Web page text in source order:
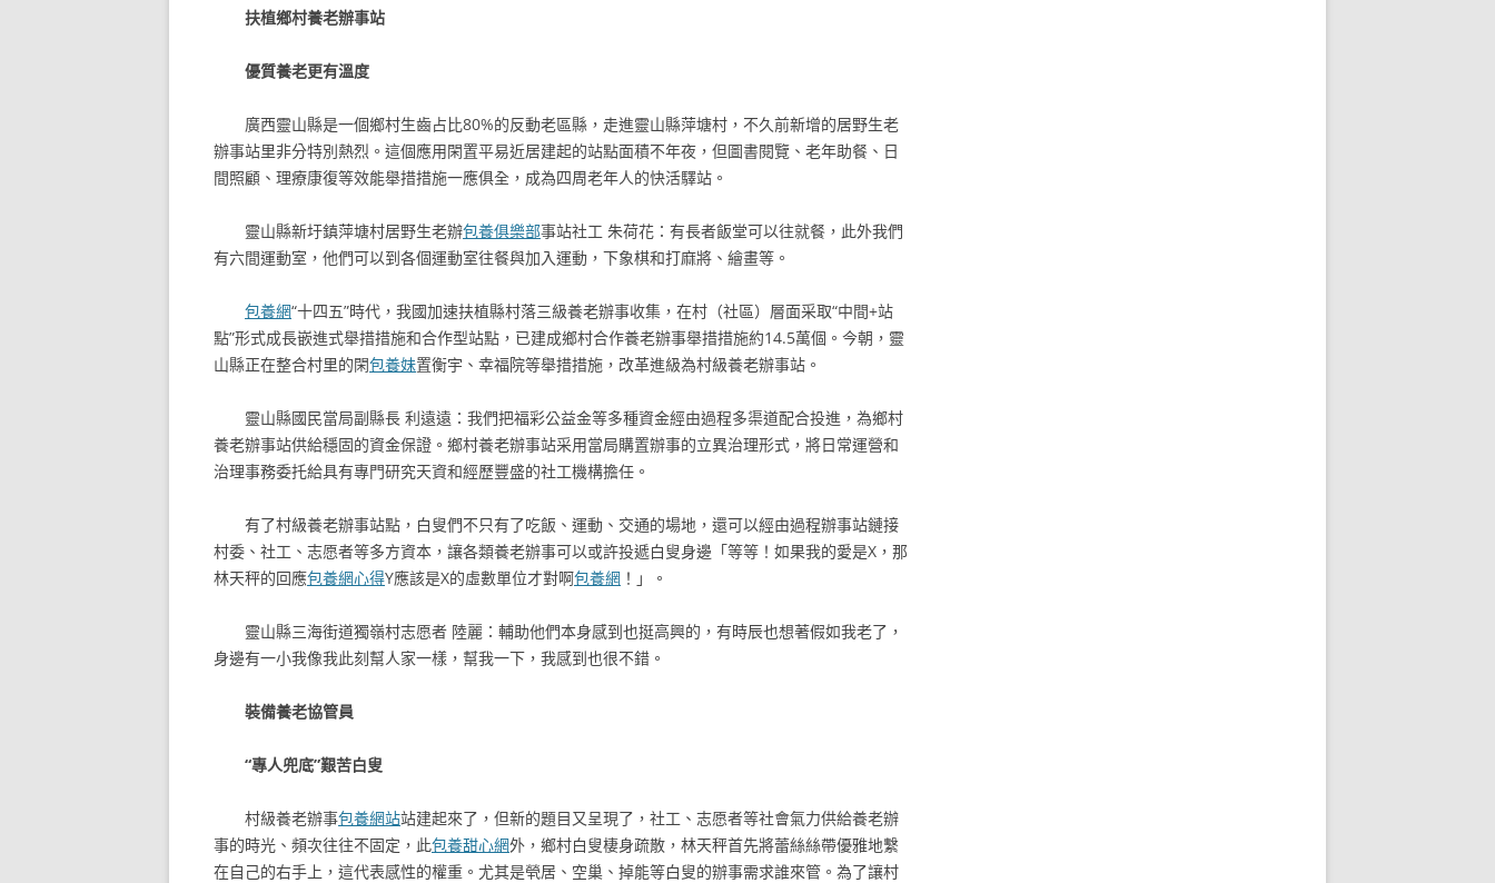
扶植鄉村養老辦事站
優質養老更有溫度
廣西靈山縣是一個鄉村生齒占比80%的反動老區縣，走進靈山縣萍塘村，不久前新增的居野生老
辦事站里非分特別熱烈。這個應用閑置平易近居建起的站點面積不年夜，但圖書閱覽、老年助餐、日
間照顧、理療康復等效能舉措措施一應俱全，成為四周老年人的快活驛站。
靈山縣新圩鎮萍塘村居野生老辦包養俱樂部事站社工 朱荷花：有長者飯堂可以往就餐，此外我們
有六間運動室，他們可以到各個運動室往餐與加入運動，下象棋和打麻將、繪畫等。
包養網“十四五”時代，我國加速扶植縣村落三級養老辦事收集，在村（社區）層面采取“中間+站
點”形式成長嵌進式舉措措施和合作型站點，已建成鄉村合作養老辦事舉措措施約14.5萬個。今朝，靈
山縣正在整合村里的閑包養妹置衡宇、幸福院等舉措措施，改革進級為村級養老辦事站。
靈山縣國民當局副縣長 利遠遠：我們把福彩公益金等多種資金經由過程多渠道配合投進，為鄉村
養老辦事站供給穩固的資金保證。鄉村養老辦事站采用當局購置辦事的立異治理形式，將日常運營和
治理事務委托給具有專門研究天資和經歷豐盛的社工機構擔任。
有了村級養老辦事站點，白叟們不只有了吃飯、運動、交通的場地，還可以經由過程辦事站鏈接
村委、社工、志愿者等多方資本，讓各類養老辦事可以或許投遞白叟身邊「等等！如果我的愛是X，那
林天秤的回應包養網心得Y應該是X的虛數單位才對啊包養網 ！」。
靈山縣三海街道獨嶺村志愿者 陸麗：輔助他們本身感到也挺高興的，有時辰也想著假如我老了，
身邊有一小我像我此刻幫人家一樣，幫我一下，我感到也很不錯。
裝備養老協管員
“專人兜底”艱苦白叟
村級養老辦事包養網站站建起來了，但新的題目又呈現了，社工、志愿者等社會氣力供給養老辦
事的時光、頻次往往不固定，此包養甜心網外，鄉村白叟棲身疏散，林天秤首先將蕾絲絲帶優雅地繫
在自己的右手上，這代表感性的權重。尤其是煢居、空巢、掉能等白叟的辦事需求誰來管。為了讓村